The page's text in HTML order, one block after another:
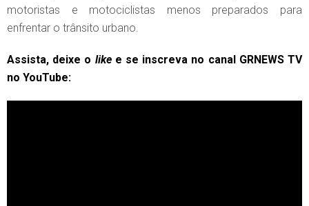
motoristas e motociclistas menos preparados para
enfrentar o trânsito urbano.
Assista, deixe o likee se inscreva no canal GRNEWS TV
no YouTube: